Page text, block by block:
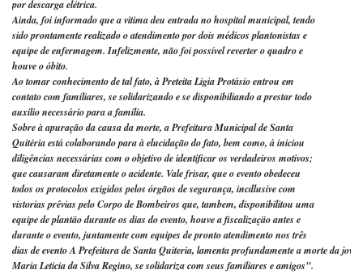
por descarga elétrica.
Ainda, foi informado que a vitima deu entrada no hospital municipal, tendo
sido prontamente realizado o atendimento por dois médicos plantonistas e
equipe de enfermagem. Infelizmente, não foi possível reverter o quadro e
houve o óbito.
Ao tomar conhecimento de tal fato, à Preteita Ligia Protásio entrou em
contato com familiares, se solidarizando e se disponibiliando a prestar todo
auxilio necessário para a família.
Sobre à apuração da causa da morte, a Prefeitura Municipal de Santa
Quitėria está colaborando para à elucidação do fato, bem como, á iniciou
diligências necessárias com o objetivo de identificar os verdadeiros motivos;
que causaram diretamente o acidente. Vale frisar, que o evento obedeceu
todos os protocolos exigidos pelos órgãos de segurança, incdlusive com
vistorias prêvias pelo Corpo de Bombeiros que, tambem, disponibilitou uma
equipe de plantäo durante os dias do evento, houve a fiscalizaçäo antes e
durante o evento, juntamente com equipes de pronto atendimento nos três
dias de evento A Prefeitura de Santa Quiteria, lamenta profundamente a morte da
Maria Leticia da Silva Regino, se solidariza com seus familiares e amigos".